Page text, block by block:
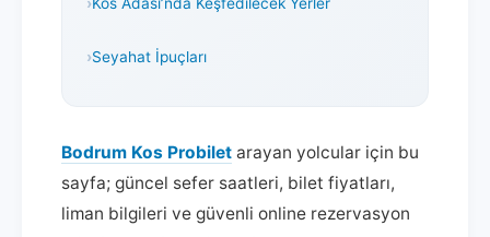
Seyahat İpuçları
Bodrum Kos Probilet arayan yolcular için bu
sayfa; güncel sefer saatleri, bilet fiyatları,
liman bilgileri ve güvenli online rezervasyon